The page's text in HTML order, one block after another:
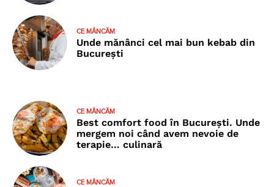
CE MÂNCĂM
Unde mănânci cel mai bun kebab din
București
CE MÂNCĂM
Best comfort food în București. Unde
mergem noi când avem nevoie de
terapie… culinară
CE MÂNCĂM